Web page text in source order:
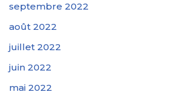
septembre 2022
août 2022
juillet 2022
juin 2022
mai 2022